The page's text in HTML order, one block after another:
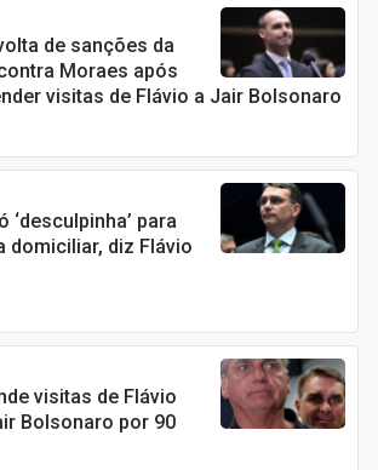
de sanções da
Moraes após
visitas de Flávio a Jair Bolsonaro
‘desculpinha’ para
domiciliar, diz Flávio
visitas de Flávio
Bolsonaro por 90